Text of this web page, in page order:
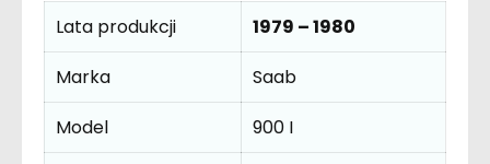
Lata produkcji
1979 – 1980
Marka
Saab
Model
900 I